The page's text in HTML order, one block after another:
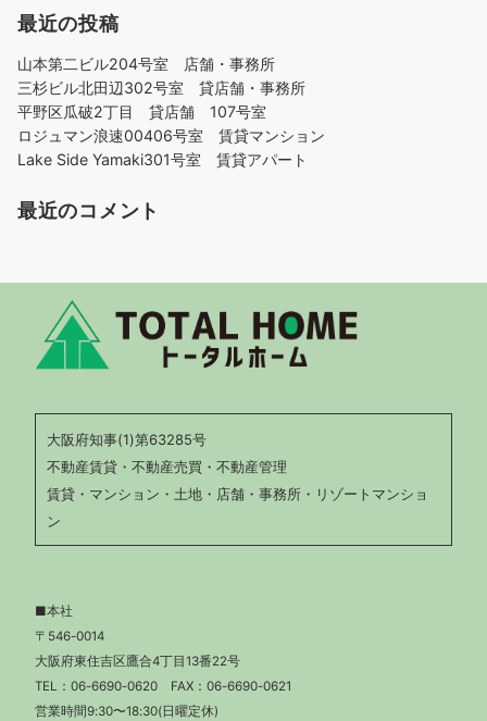
ョ
最近の投稿
山本第二ビル204号室 店舗・事務所
三杉ビル北田辺302号室 貸店舗・事務所
平野区瓜破2丁目 貸店舗 107号室
ロジュマン浪速00406号室 賃貸マンション
Lake Side Yamaki301号室 賃貸アパート
最近のコメント
大阪府知事(1)第63285号
不動産賃貸・不動産売買・不動産管理
賃貸・マンション・土地・店舗・事務所・リゾートマンショ
ン
■本社
〒546-0014
大阪府東住吉区鷹合4丁目13番22号
TEL： 06-6690-0620 FAX：06-6690-0621
営業時間9:30〜18:30(日曜定休)